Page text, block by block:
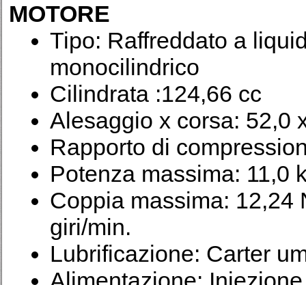
MOTORE
Tipo: Raffreddato a
monocilindrico
Cilindrata :124,66 cc
Alesaggio x corsa: 52,0
Rapporto di
Potenza massima: 11,0
Coppia massima: 12,24
giri/min.
Lubrificazione: Carter